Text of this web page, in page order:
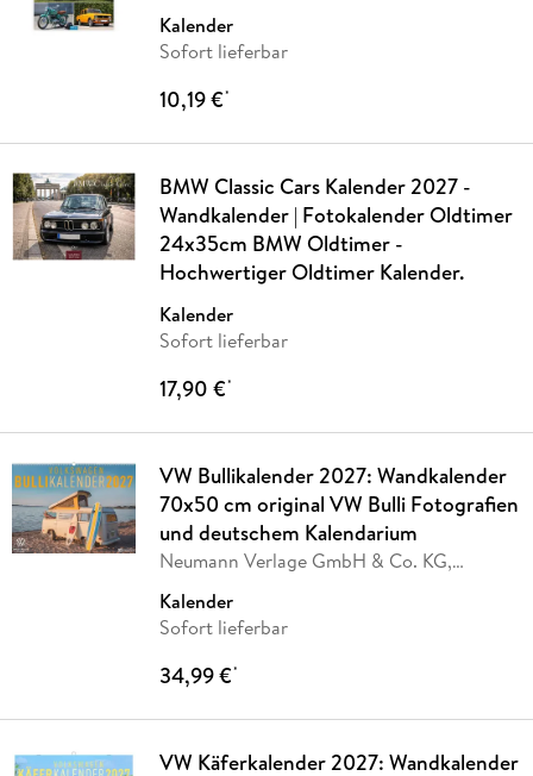
Kalender
Sofort lieferbar
10,19 €*
BMW Classic Cars Kalender 2027 -
Wandkalender | Fotokalender Oldtimer
24x35cm BMW Oldtimer -
Hochwertiger Oldtimer Kalender.
Kalender
Sofort lieferbar
17,90 €*
VW Bullikalender 2027: Wandkalender
70x50 cm original VW Bulli Fotografien
und deutschem Kalendarium
Neumann Verlage GmbH & Co. KG,
Kalender
Sofort lieferbar
34,99 €*
VW Käferkalender 2027: Wandkalender